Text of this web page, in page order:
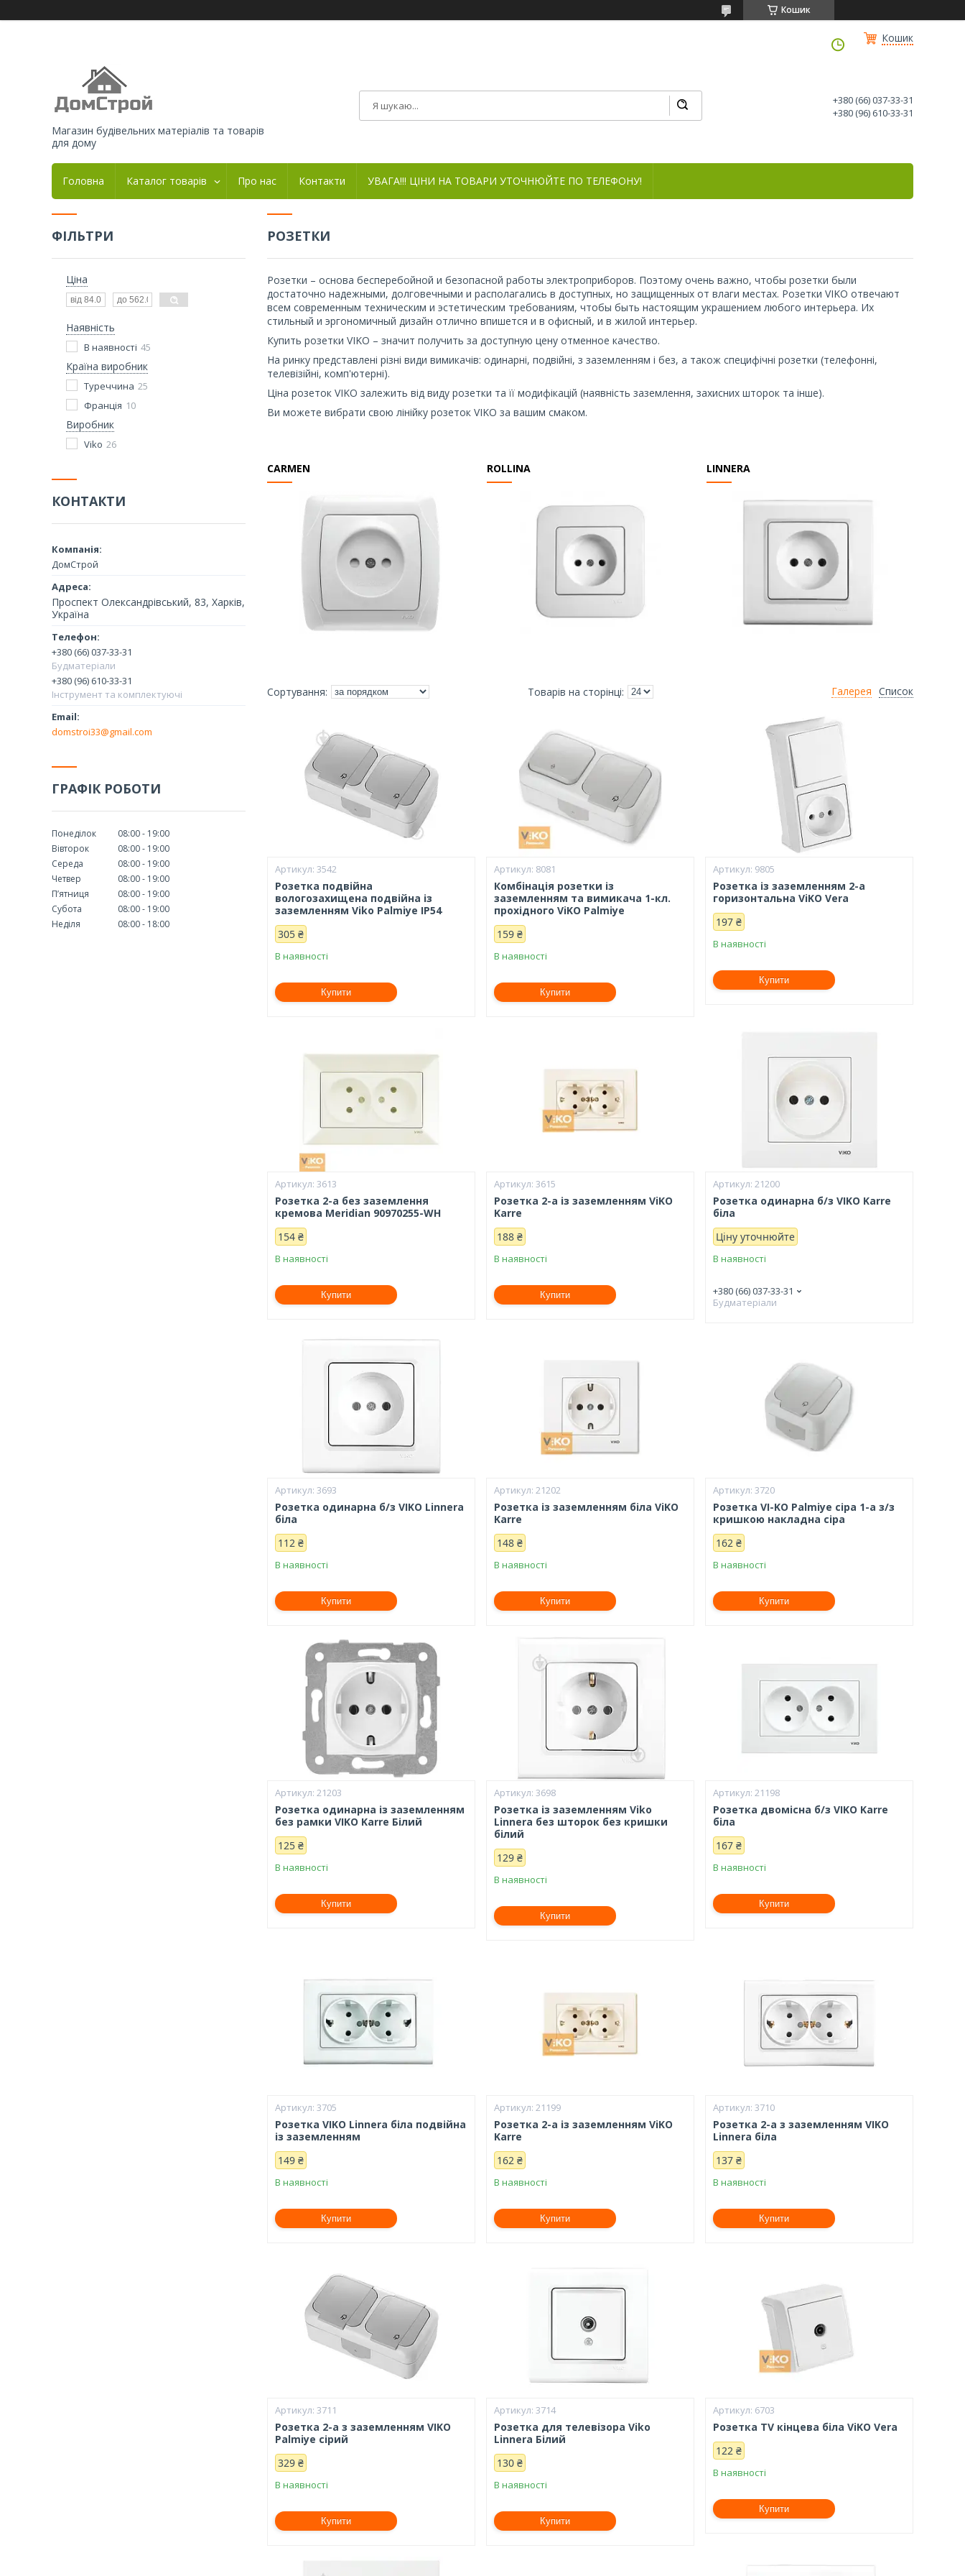
Кошик
Кошик
Магазин будівельних матеріалів та товарів
для дому
+380 (66) 037-33-31
+380 (96) 610-33-31
Головна Каталог товарів Про нас Контакти УВАГА!!! ЦІНИ НА ТОВАРИ УТОЧНЮЙТЕ ПО ТЕЛЕФОНУ!
РОЗЕТКИ
Розетки – основа бесперебойной и безопасной работы электроприборов. Поэтому очень важно, чтобы розетки были
достаточно надежными, долговечными и располагались в доступных, но защищенных от влаги местах. Розетки VIKO отвечают
всем современным техническим и эстетическим требованиям, чтобы быть настоящим украшением любого интерьера. Их
стильный и эргономичный дизайн отлично впишется и в офисный, и в жилой интерьер.
Купить розетки VIKO – значит получить за доступную цену отменное качество.
На ринку представлені різні види вимикачів: одинарні, подвійні, з заземленням і без, а також специфічні розетки (телефонні,
телевізійні, комп'ютерні).
Ціна розеток VIKO залежить від виду розетки та її модифікацій (наявність заземлення, захисних шторок та інше).
Ви можете вибрати свою лінійку розеток VIKO за вашим смаком.
CARMEN ROLLINA LINNERA
Галерея Список
3542
Розетка подвійна
вологозахищена подвійна із
заземленням Viko Palmiye IP54
305 ₴
В наявності
Купити
8081
Комбінація розетки із
заземленням та вимикача 1-кл.
прохідного ViKO Palmiye
159 ₴
В наявності
Купити
9805
Розетка із заземленням 2-а
горизонтальна ViKO Vera
197 ₴
В наявності
Купити
3613
Розетка 2-а без заземлення
кремова Meridian 90970255-WH
154 ₴
В наявності
Купити
3615
Розетка 2-а із заземленням ViKO
Karre
188 ₴
В наявності
Купити
21200
Розетка одинарна б/з VIKO Karre
біла
Ціну уточнюйте
В наявності
+380 (66) 037-33-31
Будматеріали
3693
Розетка одинарна б/з VIKO Linnera
біла
112 ₴
В наявності
Купити
21202
Розетка із заземленням біла ViKO
Karre
148 ₴
В наявності
Купити
3720
Розетка VI-KO Palmiye сіра 1-а з/з
кришкою накладна сіра
162 ₴
В наявності
Купити
21203
Розетка одинарна із заземленням
без рамки VIKO Karre Білий
125 ₴
В наявності
Купити
3698
Розетка із заземленням Viko
Linnera без шторок без кришки
білий
129 ₴
В наявності
Купити
21198
Розетка двомісна б/з VIKO Karre
біла
167 ₴
В наявності
Купити
3705
Розетка VIKO Linnera біла подвійна
із заземленням
149 ₴
В наявності
Купити
21199
Розетка 2-а із заземленням ViKO
Karre
162 ₴
В наявності
Купити
3710
Розетка 2-а з заземленням VIKO
Linnera біла
137 ₴
В наявності
Купити
3711
Розетка 2-а з заземленням VIKO
Palmiye сірий
329 ₴
В наявності
Купити
3714
Розетка для телевізора Viko
Linnera Білий
130 ₴
В наявності
Купити
6703
Розетка TV кінцева біла ViKO Vera
122 ₴
В наявності
Купити
ФІЛЬТРИ
Ціна
Наявність
В наявності 45
Країна виробник
Туреччина 25
Франція 10
Виробник
Viko 26
КОНТАКТИ
ДомСтрой
Проспект Олександрівський, 83, Харків,
Україна
+380 (66) 037-33-31
Будматеріали
+380 (96) 610-33-31
Інструмент та комплектуючі
domstroi33@gmail.com
ГРАФІК РОБОТИ
Понеділок 08:00
19:00
Вівторок
08:00
19:00
Середа
08:00
19:00
Четвер
08:00
19:00
Пʼятниця
08:00
19:00
Субота
08:00
19:00
Неділя
08:00 18:00